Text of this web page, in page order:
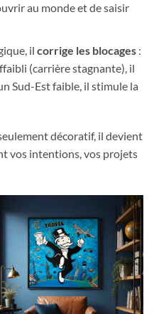
au monde et de saisir
il corrige les blocages:
(carrière stagnante), il
Sud-Est faible, il stimule la
décoratif, il devient
vos intentions, vos projets